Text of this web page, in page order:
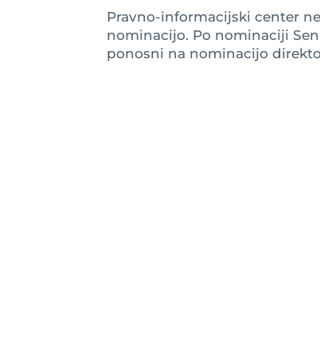
Pravno-informacijski center
nominacijo. Po nominaciji
ponosni na nominacijo